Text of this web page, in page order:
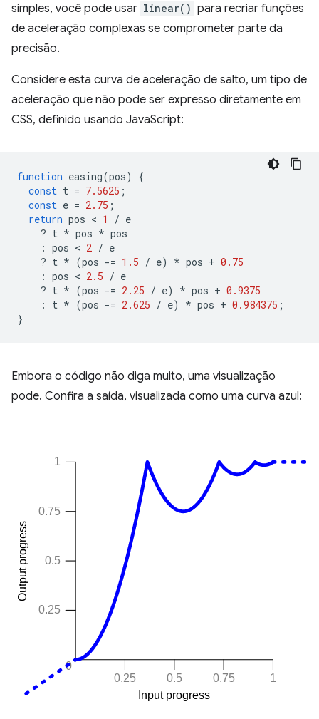
simples, você pode usar linear() para recriar funções
de aceleração complexas se comprometer parte da
precisão.
Considere esta curva de aceleração de salto, um tipo de
aceleração que não pode ser expresso diretamente em
CSS, definido usando JavaScript:
function easing(pos)
{
const t = 7.5625 ;
const e = 2.75 ;
return pos < 1 / e
? t * pos * pos
: pos < 2 / e
? t * (pos -= 1.5 / e) * pos + 0.75
: pos < 2.5 / e
? t * (pos -= 2.25 / e) * pos + 0.9375
:
t * (pos -= 2.625 / e) * pos + 0.984375 ;
}
Embora o código não diga muito, uma visualização
pode. Confira a saída, visualizada como uma curva azul: